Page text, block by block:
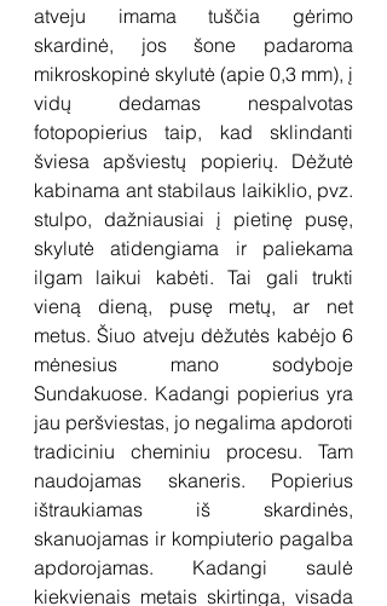
atveju imama tuščia gėrimo
skardinė, jos šone padaroma
mikroskopinė skylutė (apie 0,3 mm), į
vidų dedamas nespalvotas
fotopopierius taip, kad sklindanti
šviesa apšviestų popierių. Dėžutė
kabinama ant stabilaus laikiklio, pvz.
stulpo, dažniausiai į pietinę pusę,
skylutė atidengiama ir paliekama
ilgam laikui kabėti. Tai gali trukti
vieną dieną, pusę metų, ar net
metus. Šiuo atveju dėžutės kabėjo 6
mėnesius mano sodyboje
Sundakuose. Kadangi popierius yra
jau peršviestas, jo negalima apdoroti
tradiciniu cheminiu procesu. Tam
naudojamas skaneris. Popierius
ištraukiamas iš skardinės,
skanuojamas ir kompiuterio pagalba
apdorojamas. Kadangi saulė
kiekvienais metais skirtinga, visada